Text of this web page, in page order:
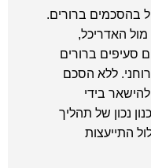
בהסכמים ברורים.
האדריכל,
סעיפים ברורים
ללא הסכם
בידי
נכון של תהליך
התייעצות